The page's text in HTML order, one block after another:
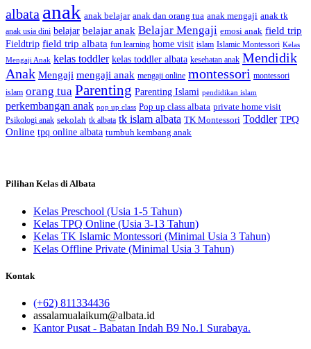
albata anak anak belajar anak dan orang tua anak mengaji anak tk
anak usia dini belajar belajar anak Belajar Mengaji emosi anak field trip
Fieldtrip field trip albata fun learning home visit islam Islamic Montessori Kelas
Mengaji Anak kelas toddler kelas toddler albata kesehatan anak Mendidik
Anak Mengaji mengaji anak mengaji online montessori montessori
islam orang tua Parenting Parenting Islami pendidikan islam
perkembangan anak pop up class Pop up class albata private home visit
Psikologi anak sekolah tk albata tk islam albata TK Montessori Toddler TPQ
Online tpq online albata tumbuh kembang anak
Pilihan Kelas di Albata
Kelas Preschool (Usia 1-5 Tahun)
Kelas TPQ Online (Usia 3-13 Tahun)
Kelas TK Islamic Montessori (Minimal Usia 3 Tahun)
Kelas Offline Private (Minimal Usia 3 Tahun)
Kontak
(+62) 811334436
assalamualaikum@albata.id
Kantor Pusat - Babatan Indah B9 No.1 Surabaya.